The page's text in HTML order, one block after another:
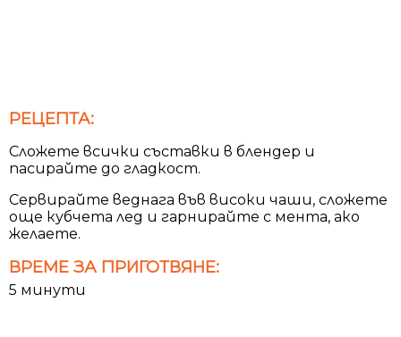
РЕЦЕПТА:
Сложете всички съставки в блендер и
пасирайте до гладкост.
Сервирайте веднага във високи чаши, сложете
още кубчета лед и гарнирайте с мента, ако
желаете.
ВРЕМЕ ЗА ПРИГОТВЯНЕ:
5 минути